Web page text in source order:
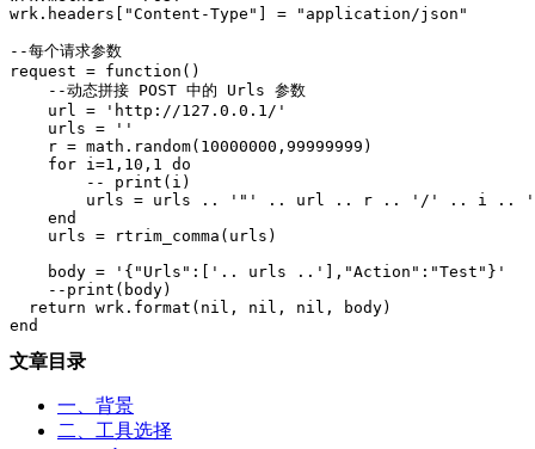
wrk.headers["Content-Type"] = "application/json"
--每个请求参数
request = function()
    --动态拼接 POST 中的 Urls 参数
    url = 'http://127.0.0.1/'
    urls = ''
    r = math.random(10000000,99999999)
    for i=1,10,1 do
        -- print(i)
urls = urls .. '"' .. url .. r .. '/' .. i ..
    end
    urls = rtrim_comma(urls)
    body = '{"Urls":['.. urls ..'],"Action":"Test"}'
    --print(body)
  return wrk.format(nil, nil, nil, body)
end
文章目录
一、背景
二、工具选择